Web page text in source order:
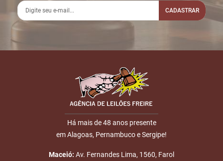
CADASTRAR
Há mais de 48 anos presente
em Alagoas, Pernambuco e Sergipe!
Maceió: Av. Fernandes Lima, 1560, Farol